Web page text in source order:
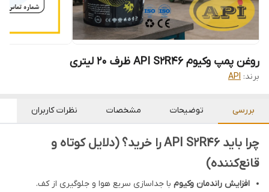
روغن پمپ وکیوم API S2R46 ظرف 20 لیتری
برند: API
بررسی توضیحات مشخصات نظرات کاربران
چرا باید API S2R46 را خرید؟ (دلایل کوتاه و
قانع‌کننده)
افزایش راندمان وکیوم با جداسازی سریع هوا و جلوگیری از کف.